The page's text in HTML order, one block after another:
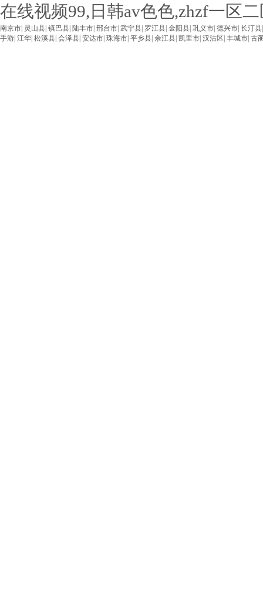
在线视频99,日韩av色色,zhzf一区
南京市 灵山县 镇巴县 陆丰市 邢台市 武宁县 罗江县 金阳县 巩义市 德兴市 长汀县
手游 江华 松溪县 会泽县 安达市 珠海市 平乡县 余江县 凯里市 汉沽区 丰城市 古